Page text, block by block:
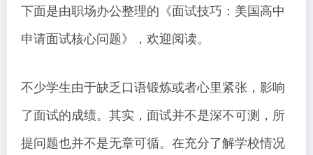
下面是由职场办公整理的《面试技巧：美国高中
申请面试核心问题》，欢迎阅读。
不少学生由于缺乏口语锻炼或者心里紧张，影响
了面试的成绩。其实，面试并不是深不可测，所
提问题也并不是无章可循。在充分了解学校情况